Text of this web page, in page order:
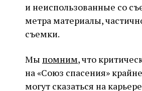
и неиспользованные со
метра материалы,
съемки.
Мы помним, что
на «Союз спасения»
могут сказаться на